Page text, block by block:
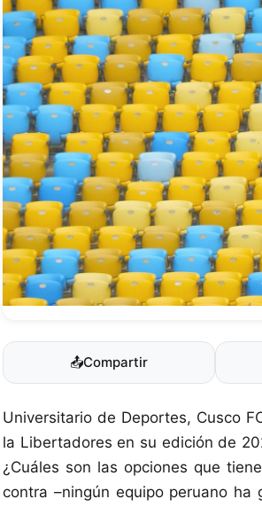
📤Compartir
Universitario de Deportes, Cusco
la Libertadores en su edición de
¿Cuáles son las opciones que
contra –ningún equipo peruano ha